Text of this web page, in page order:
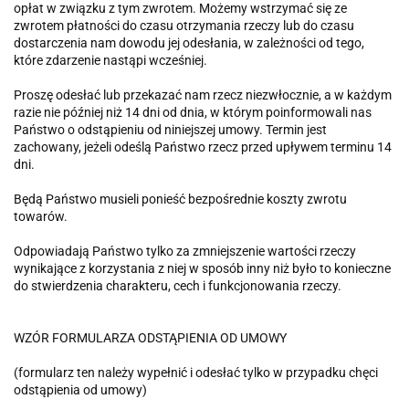
opłat w związku z tym zwrotem. Możemy wstrzymać się ze
zwrotem płatności do czasu otrzymania rzeczy lub do czasu
dostarczenia nam dowodu jej odesłania, w zależności od tego,
które zdarzenie nastąpi wcześniej.
Proszę odesłać lub przekazać nam rzecz niezwłocznie, a w każdym
razie nie później niż 14 dni od dnia, w którym poinformowali nas
Państwo o odstąpieniu od niniejszej umowy. Termin jest
zachowany, jeżeli odeślą Państwo rzecz przed upływem terminu 14
dni.
Będą Państwo musieli ponieść bezpośrednie koszty zwrotu
towarów.
Odpowiadają Państwo tylko za zmniejszenie wartości rzeczy
wynikające z korzystania z niej w sposób inny niż było to konieczne
do stwierdzenia charakteru, cech i funkcjonowania rzeczy.
WZÓR FORMULARZA ODSTĄPIENIA OD UMOWY
(formularz ten należy wypełnić i odesłać tylko w przypadku chęci
odstąpienia od umowy)